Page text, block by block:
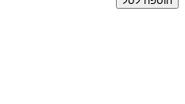
עגילי